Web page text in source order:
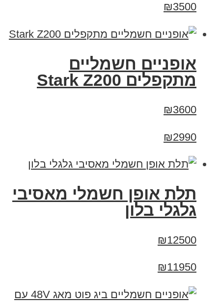
₪3500
‏אופניים חשמליים
‏מתקפלים Stark Z200
₪3600
₪2990
תלת אופן חשמלי מאסיבי
גלגלי בלון
₪12500
₪11950